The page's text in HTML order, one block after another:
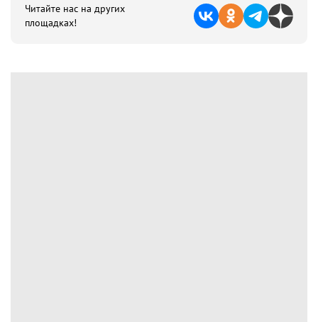
Читайте нас на других
площадках!